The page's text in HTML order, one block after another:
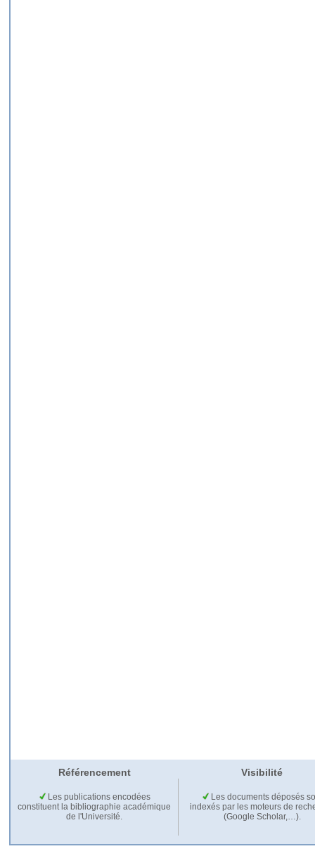
Référencement Visibilité
Les publications encodées
constituent la bibliographie académique
de l'Université.
Les documents déposés
indexés par les moteurs de
(Google Scholar,…).